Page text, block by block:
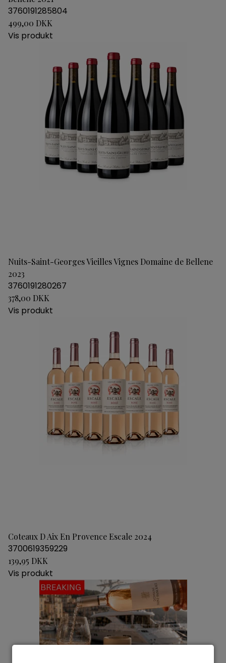
3760191285804
499,00 DKK
Vis produkt
Nuits-Saint-Georges Vieilles Vignes Domaine de Bellene
2023
3760191280267
378,00 DKK
Vis produkt
Coteaux D Aix En Provence Escale 2024
3700619359229
139,95 DKK
Vis produkt